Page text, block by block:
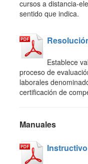
cursos a distancia-
sentido que indica.
Establece
proceso de
laborales
certificación de
Manuales
Instructivo